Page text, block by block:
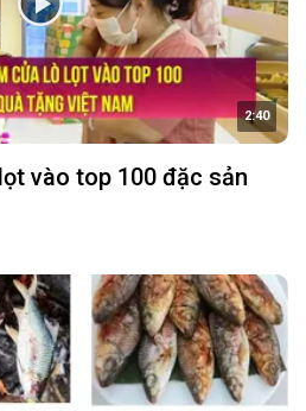
2:40
vào top 100 đặc sản